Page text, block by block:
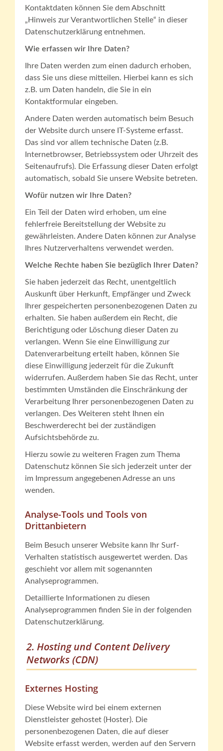
Kontaktdaten können Sie dem Abschnitt
„Hinweis zur Verantwortlichen Stelle“ in dieser
Datenschutzerklärung entnehmen.
Wie erfassen wir Ihre Daten?
Ihre Daten werden zum einen dadurch erhoben,
dass Sie uns diese mitteilen. Hierbei kann es sich
z.B. um Daten handeln, die Sie in ein
Kontaktformular eingeben.
Andere Daten werden automatisch beim Besuch
der Website durch unsere IT-Systeme erfasst.
Das sind vor allem technische Daten (z.B.
Internetbrowser, Betriebssystem oder Uhrzeit des
Seitenaufrufs). Die Erfassung dieser Daten erfolgt
automatisch, sobald Sie unsere Website betreten.
Wofür nutzen wir Ihre Daten?
Ein Teil der Daten wird erhoben, um eine
fehlerfreie Bereitstellung der Website zu
gewährleisten. Andere Daten können zur Analyse
Ihres Nutzerverhaltens verwendet werden.
Welche Rechte haben Sie bezüglich Ihrer Daten?
Sie haben jederzeit das Recht, unentgeltlich
Auskunft über Herkunft, Empfänger und Zweck
Ihrer gespeicherten personenbezogenen Daten zu
erhalten. Sie haben außerdem ein Recht, die
Berichtigung oder Löschung dieser Daten zu
verlangen. Wenn Sie eine Einwilligung zur
Datenverarbeitung erteilt haben, können Sie
diese Einwilligung jederzeit für die Zukunft
widerrufen. Außerdem haben Sie das Recht, unter
bestimmten Umständen die Einschränkung der
Verarbeitung Ihrer personenbezogenen Daten zu
verlangen. Des Weiteren steht Ihnen ein
Beschwerderecht bei der zuständigen
Aufsichtsbehörde zu.
Hierzu sowie zu weiteren Fragen zum Thema
Datenschutz können Sie sich jederzeit unter der
im Impressum angegebenen Adresse an uns
wenden.
Analyse-Tools und Tools von
Drittanbietern
Beim Besuch unserer Website kann Ihr Surf-
Verhalten statistisch ausgewertet werden. Das
geschieht vor allem mit sogenannten
Analyseprogrammen.
Detaillierte Informationen zu diesen
Analyseprogrammen finden Sie in der folgenden
Datenschutzerklärung.
2. Hosting und Content Delivery
Networks (CDN)
Externes Hosting
Diese Website wird bei einem externen
Dienstleister gehostet (Hoster). Die
personenbezogenen Daten, die auf dieser
Website erfasst werden, werden auf den Servern